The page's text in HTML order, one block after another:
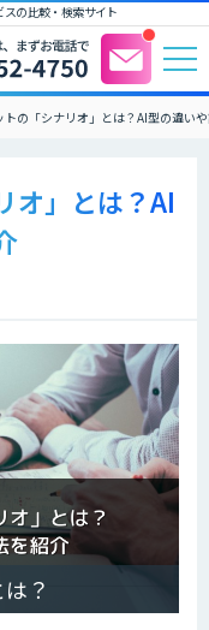
スの比較・検索サイト
トの「シナリオ」とは？AI型の違い
オ」とは？AI
？